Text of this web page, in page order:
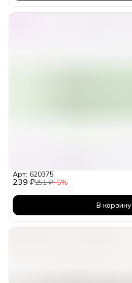
239 ₽251 ₽−5%
Арт: 620375
В корзину